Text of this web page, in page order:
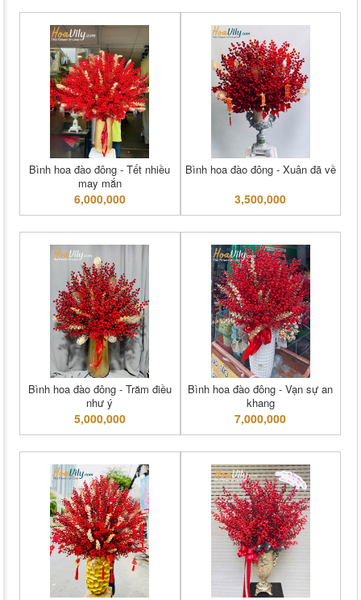
Bình hoa đào đông - Tết nhiều
may mắn
6,000,000
Bình hoa đào đông - Xuân đã về
3,500,000
Bình hoa đào đông - Trăm điều
như ý
5,000,000
Bình hoa đào đông - Vạn sự an
khang
7,000,000